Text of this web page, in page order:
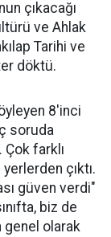
çıkacağı
ve Ahlak
Tarihi ve
döktü.
8'inci
soruda
Çok farklı
yerlerden çıktı.
güven verdi"
biz de
genel olarak